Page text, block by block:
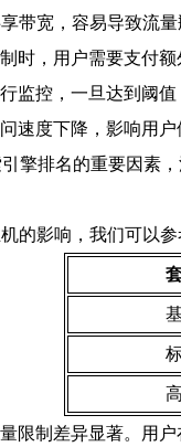
带宽，容易导致流
时，用户需要支付额
监控，一旦达到阈
速度下降，影响用户
擎排名的重要因素
的影响，我们可以
限制差异显著。用